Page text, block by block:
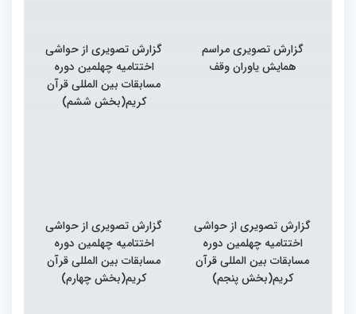
گزارش تصویری مراسم
همایش یاوران وقف
گزارش تصویری از حواشی
اختتامیه چهلمین دوره
مسابقات بین المللی قرآن
کریم(بخش ششم)
گزارش تصویری از حواشی
اختتامیه چهلمین دوره
مسابقات بین المللی قرآن
کریم(بخش پنجم)
گزارش تصویری از حواشی
اختتامیه چهلمین دوره
مسابقات بین المللی قرآن
کریم(بخش چهارم)